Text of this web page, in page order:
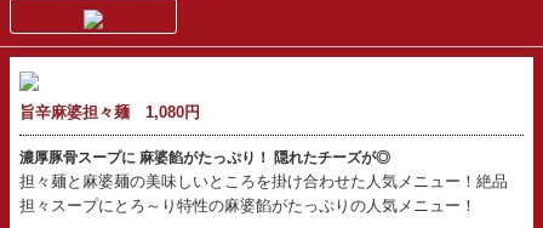
旨辛麻婆担々麺 1,080円
濃厚豚骨スープに 麻婆餡がたっぷり！ 隠れたチーズが◎
担々麺と麻婆麺の美味しいところを掛け合わせた人気メニュー！絶品
担々スープにとろ～り特性の麻婆餡がたっぷりの人気メニュー！